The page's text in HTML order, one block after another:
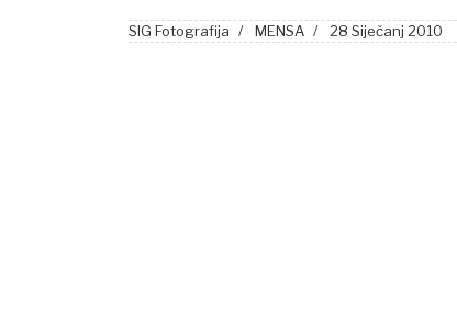
SIG Fotografija MENSA 28 Siječanj 2010